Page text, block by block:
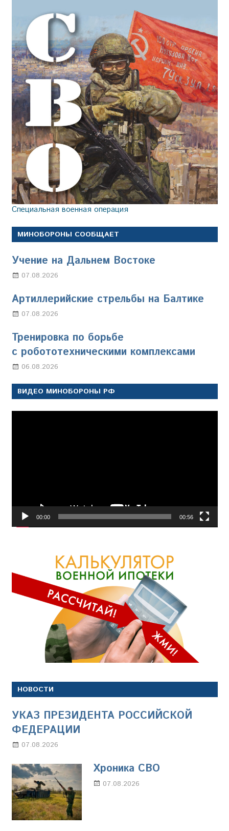
Специальная военная операция
МИНОБОРОНЫ СООБЩАЕТ
Учение на Дальнем Востоке
07.08.2026
Артиллерийские стрельбы на Балтике
07.08.2026
Тренировка по борьбе
с робототехническими комплексами
06.08.2026
ВИДЕО МИНОБОРОНЫ РФ
00:00 00:56
НОВОСТИ
УКАЗ ПРЕЗИДЕНТА РОССИЙСКОЙ
ФЕДЕРАЦИИ
07.08.2026
Хроника СВО
07.08.2026